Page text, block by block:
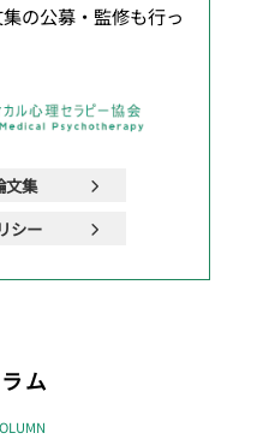
の公募・監修も行っ
文集
シー
ム